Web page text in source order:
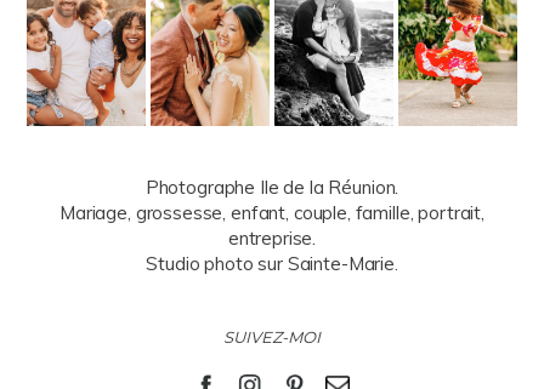
Photographe Ile de la Réunion.
Mariage, grossesse, enfant, couple, famille, portrait,
entreprise.
Studio photo sur Sainte-Marie.
SUIVEZ-MOI